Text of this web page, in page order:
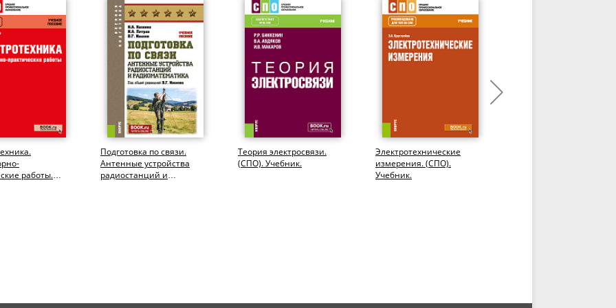
работы.
Подготовка по связи.
Антенные устройства
радиостанций и
Теория электросвязи.
(СПО). Учебник.
Электротехнические
измерения. (СПО).
Учебник.